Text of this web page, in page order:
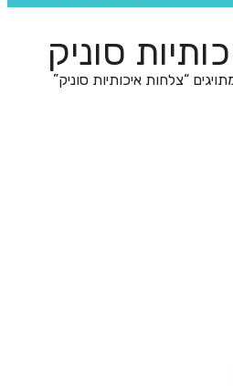
סוניק
“צלחות איכותיות סוניק”